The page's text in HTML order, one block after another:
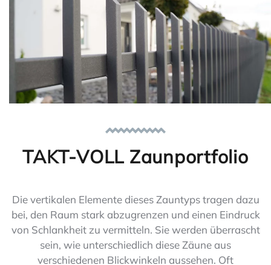
TAKT-VOLL Zaunportfolio
Die vertikalen Elemente dieses Zauntyps tragen dazu
bei, den Raum stark abzugrenzen und einen Eindruck
von Schlankheit zu vermitteln. Sie werden überrascht
sein, wie unterschiedlich diese Zäune aus
verschiedenen Blickwinkeln aussehen. Oft